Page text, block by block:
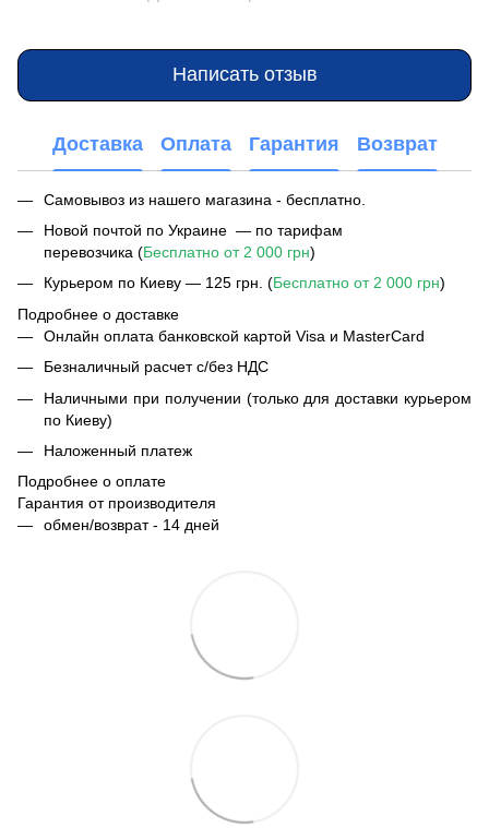
Написать отзыв
Доставка Оплата Гарантия Возврат
Самовывоз из нашего магазина - бесплатно.
Новой почтой по Украине — по тарифам
перевозчика (Бесплатно от 2 000 грн)
Курьером по Киеву — 125 грн. (Бесплатно от 2 000 грн)
Подробнее о доставке
Онлайн оплата банковской картой Visa и MasterCard
Безналичный расчет с/без НДС
Наличными при получении (только для доставки курьером
по Киеву)
Наложенный платеж
Подробнее о оплате
Гарантия от производителя
обмен/возврат - 14 дней